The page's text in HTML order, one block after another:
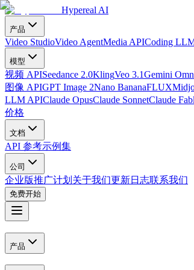
Hypereal AI
产品
Video StudioVideo AgentMedia APICoding
模型
视频 APISeedance 2.0KlingVeo 3.1Gemini
图像 APIGPT Image 2Nano BananaFLUX
LLM APIClaude OpusClaude SonnetClaude
价格
文档
API 参考示例集
公司
企业版推广计划 关于我们更新日志联系我们
免费开始
产品